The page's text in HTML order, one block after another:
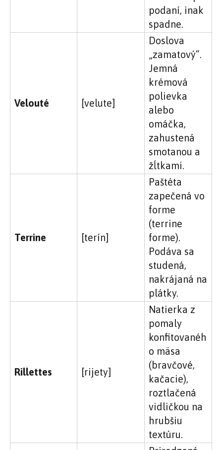
podaní, inak
spadne.
Velouté [velute]
Doslova
„zamatový“.
Jemná
krémová
polievka
alebo
omáčka,
zahustená
smotanou a
žĺtkami.
Terrine [terín]
Paštéta
zapečená vo
forme
(terrine
forme).
Podáva sa
studená,
nakrájaná na
plátky.
Rillettes [rijety]
Natierka z
pomaly
konfitovanéh
o mäsa
(bravčové,
kačacie),
roztlačená
vidličkou na
hrubšiu
textúru.